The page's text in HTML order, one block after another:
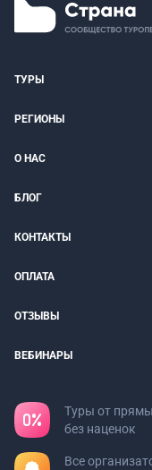
ТУРЫ
РЕГИОНЫ
О НАС
БЛОГ
КОНТАКТЫ
ОПЛАТА
ОТЗЫВЫ
ВЕБИНАРЫ
Туры от
без наценок
Все